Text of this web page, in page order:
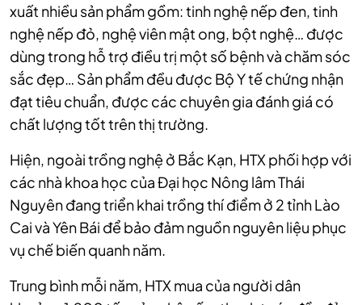
xuất nhiều sản phẩm gồm: tinh nghệ nếp đen, tinh
nghệ nếp đỏ, nghệ viên mật ong, bột nghệ… được
dùng trong hỗ trợ điều trị một số bệnh và chăm sóc
sắc đẹp… Sản phẩm đều được Bộ Y tế chứng nhận
đạt tiêu chuẩn, được các chuyên gia đánh giá có
chất lượng tốt trên thị trường.
Hiện, ngoài trồng nghệ ở Bắc Kạn, HTX phối hợp với
các nhà khoa học của Đại học Nông lâm Thái
Nguyên đang triển khai trồng thí điểm ở 2 tỉnh Lào
Cai và Yên Bái để bảo đảm nguồn nguyên liệu phục
vụ chế biến quanh năm.
Trung bình mỗi năm, HTX mua của người dân